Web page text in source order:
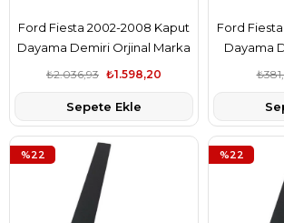
Ford Fiesta 2002-2008 Kaput
Dayama Demiri Orjinal Marka
2S6116A931AD
₺1.598,20
₺2.036,93
Sepete Ekle
Ford
Dayama
%22 %22